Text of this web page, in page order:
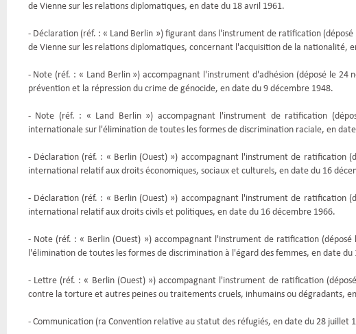
de Vienne sur les relations diplomatiques, en date du 18 avril 1961.
- Déclaration (réf. : « Land Berlin ») figurant dans l'instrument de ratification
de Vienne sur les relations diplomatiques, concernant l'acquisition de la nationalité,
- Note (réf. : « Land Berlin ») accompagnant l'instrument d'adhésion (déposé le 24
prévention et la répression du crime de génocide, en date du 9 décembre 1948.
- Note (réf. : « Land Berlin ») accompagnant l'instrument de ratification
internationale sur l'élimination de toutes les formes de discrimination raciale, en
- Déclaration (réf. : « Berlin (Ouest) ») accompagnant l'instrument de ratification
international relatif aux droits économiques, sociaux et culturels, en date du 16
- Déclaration (réf. : « Berlin (Ouest) ») accompagnant l'instrument de ratification
international relatif aux droits civils et politiques, en date du 16 décembre 1966.
- Note (réf. : « Berlin (Ouest) ») accompagnant l'instrument de ratification
l'élimination de toutes les formes de discrimination à l'égard des femmes, en date du
- Lettre (réf. : « Berlin (Ouest) ») accompagnant l'instrument de ratification
contre la torture et autres peines ou traitements cruels, inhumains ou dégradants,
- Communication (ra Convention relative au statut des réfugiés, en date du 28 juillet